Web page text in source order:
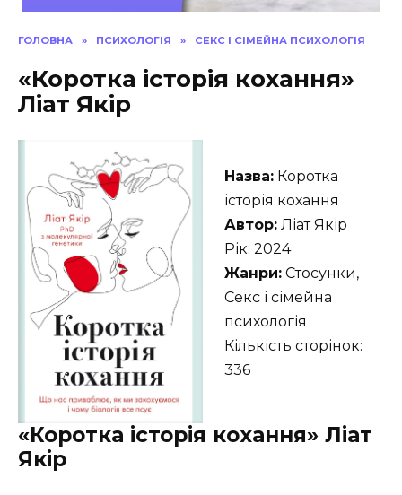
ГОЛОВНА » ПСИХОЛОГІЯ » СЕКС І СІМЕЙНА ПСИХОЛОГІЯ
«Коротка історія кохання»
Ліат Якір
Назва: Коротка
історія кохання
Автор: Ліат Якір
Рік: 2024
Жанри: Стосунки,
Секс і сімейна
психологія
Кількість сторінок:
336
«Коротка історія кохання» Ліат
Якір